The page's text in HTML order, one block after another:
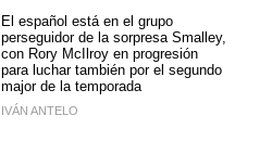
El español está en el grupo
perseguidor de la sorpresa Smalley,
con Rory McIlroy en progresión
para luchar también por el segundo
major de la temporada
IVÁN ANTELO